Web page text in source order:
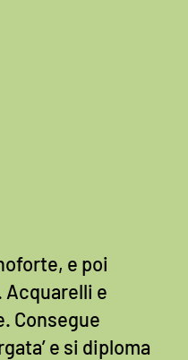
e poi
Acquarelli e
Consegue
e si diploma